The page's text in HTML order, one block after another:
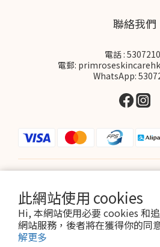
此網站使用 cookies
Hi, 本網站使用必要 cookies 和
網站服務，後者將在獲得你的同
解更多
聯絡我們
電話 :
電郵:
WhatsApp: